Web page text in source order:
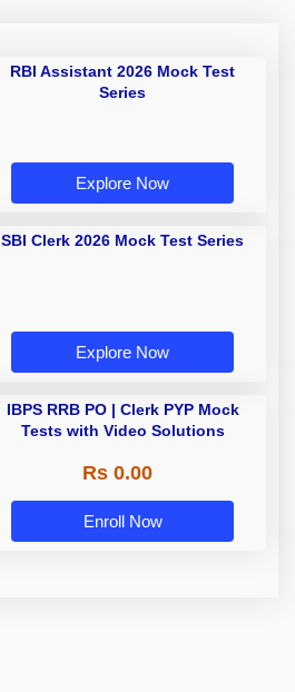
RBI Assistant 2026 Mock Test
Series
Explore Now
SBI Clerk 2026 Mock Test Series
Explore Now
IBPS RRB PO | Clerk PYP Mock
Tests with Video Solutions
Rs 0.00
Enroll Now